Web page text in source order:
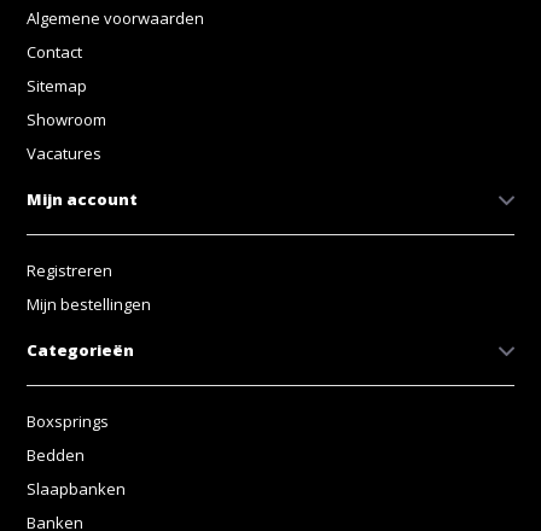
Algemene voorwaarden
Contact
Sitemap
Showroom
Vacatures
Mijn account
Registreren
Mijn bestellingen
Categorieën
Boxsprings
Bedden
Slaapbanken
Banken